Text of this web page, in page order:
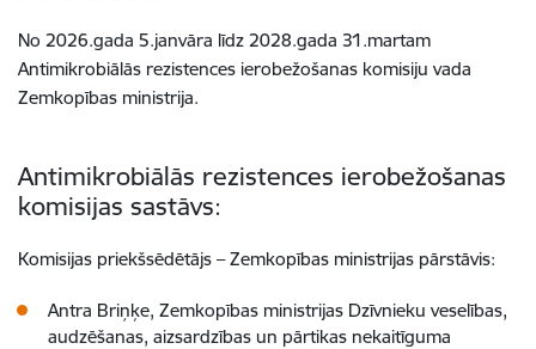
No 2026.gada 5.janvāra līdz 2028.gada 31.martam
Antimikrobiālās rezistences ierobežošanas komisiju vada
Zemkopības ministrija.
Antimikrobiālās rezistences ierobežošanas
komisijas sastāvs:
Komisijas priekšsēdētājs – Zemkopības ministrijas pārstāvis:
Antra Briņķe, Zemkopības ministrijas Dzīvnieku veselības,
audzēšanas, aizsardzības un pārtikas nekaitīguma